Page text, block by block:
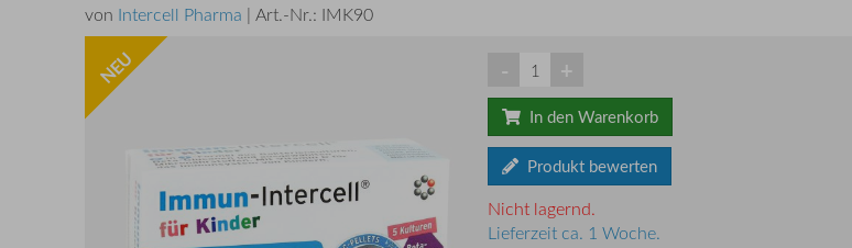
von Intercell Pharma | Art.-Nr.: IMK90
NEU - +
In den Warenkorb
Produkt bewerten
Nicht lagernd.
Lieferzeit ca. 1 Woche.